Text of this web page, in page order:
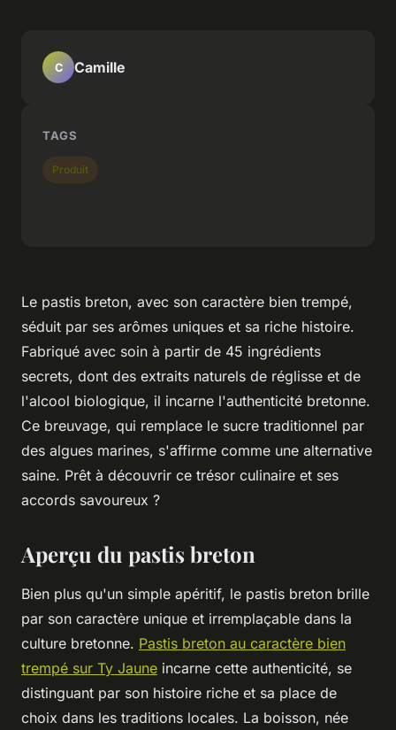
Le pastis breton, avec son caractère bien trempé,
séduit par ses arômes uniques et sa riche histoire.
Fabriqué avec soin à partir de 45 ingrédients
secrets, dont des extraits naturels de réglisse et de
l'alcool biologique, il incarne l'authenticité bretonne.
Ce breuvage, qui remplace le sucre traditionnel par
des algues marines, s'affirme comme une alternative
saine. Prêt à découvrir ce trésor culinaire et ses
accords savoureux ?
Aperçu du pastis breton
Bien plus qu'un simple apéritif, le pastis breton brille
par son caractère unique et irremplaçable dans la
culture bretonne. Pastis breton au caractère bien
trempé sur Ty Jaune incarne cette authenticité, se
distinguant par son histoire riche et sa place de
choix dans les traditions locales. La boisson, née
C Camille
TAGS
Produit